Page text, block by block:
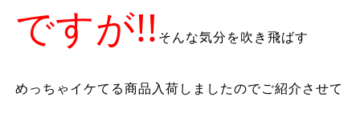
ですが!! そんな気分を吹き飛ばす
めっちゃイケてる商品入荷しましたのでご紹介させて